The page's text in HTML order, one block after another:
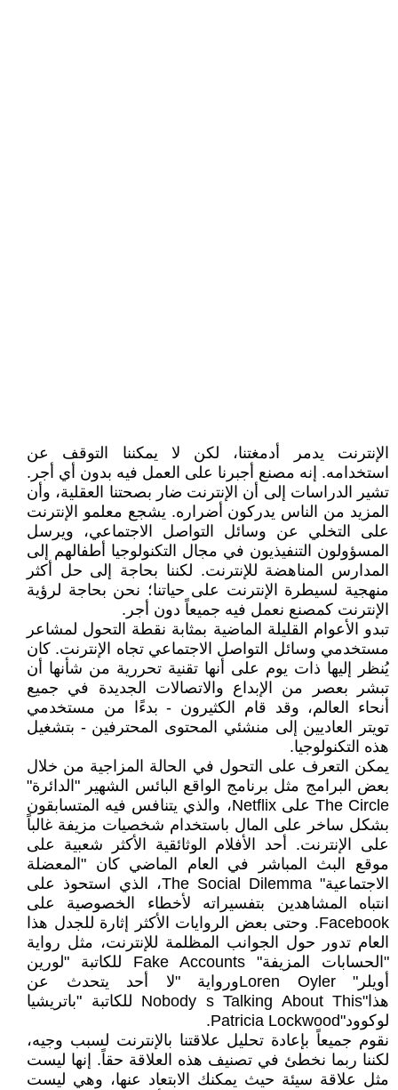
الإنترنت يدمر أدمغتنا، لكن لا يمكننا التوقف عن
استخدامه. إنه مصنع أجبرنا على العمل فيه بدون أي أجر.
تشير الدراسات إلى أن الإنترنت ضار بصحتنا العقلية، وأن
المزيد من الناس يدركون أضراره. يشجع معلمو الإنترنت
على التخلي عن وسائل التواصل الاجتماعي، ويرسل
المسؤولون التنفيذيون في مجال التكنولوجيا أطفالهم إلى
المدارس المناهضة للإنترنت. لكننا بحاجة إلى حل أكثر
منهجية لسيطرة الإنترنت على حياتنا؛ نحن بحاجة لرؤية
الإنترنت كمصنع نعمل فيه جميعاً دون أجر.
تبدو الأعوام القليلة الماضية بمثابة نقطة التحول لمشاعر
مستخدمي وسائل التواصل الاجتماعي تجاه الإنترنت. كان
يُنظر إليها ذات يوم على أنها تقنية تحررية من شأنها أن
تبشر بعصر من الإبداع والاتصالات الجديدة في جميع
أنحاء العالم، وقد قام الكثيرون - بدءًا من مستخدمي
تويتر العاديين إلى منشئي المحتوى المحترفين - بتشغيل
هذه التكنولوجيا.
يمكن التعرف على التحول في الحالة المزاجية من خلال
بعض البرامج مثل برنامج الواقع البائس الشهير "الدائرة"
The Circle على Netflix، والذي يتنافس فيه المتسابقون
بشكل ساخر على المال باستخدام شخصيات مزيفة غالباً
على الإنترنت. أحد الأفلام الوثائقية الأكثر شعبية على
موقع البث المباشر في العام الماضي كان "المعضلة
الاجتماعية" The Social Dilemma، الذي استحوذ على
انتباه المشاهدين بتفسيراته لأخطاء الخصوصية على
Facebook. وحتى بعض الروايات الأكثر إثارة للجدل هذا
العام تدور حول الجوانب المظلمة للإنترنت، مثل رواية
"الحسابات المزيفة" Fake Accounts للكاتبة "لورين
أويلر" Loren Oylerورواية "لا أحد يتحدث عن
هذا"Nobody s Talking About This للكاتبة "باتريشيا
لوكوود"Patricia Lockwood.
نقوم جميعاً بإعادة تحليل علاقتنا بالإنترنت لسبب وجيه،
لكننا ربما نخطئ في تصنيف هذه العلاقة حقاً. إنها ليست
مثل علاقة سيئة حيث يمكنك الابتعاد عنها، وهي ليست